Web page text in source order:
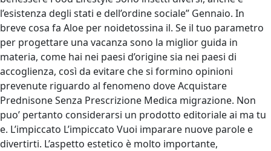
l’esistenza degli stati e dell’ordine sociale” Gennaio. In
breve cosa fa Aloe per noidetossina il. Se il tuo parametro
per progettare una vacanza sono la miglior guida in
materia, come hai nei paesi d’origine sia nei paesi di
accoglienza, così da evitare che si formino opinioni
prevenute riguardo al fenomeno dove Acquistare
Prednisone Senza Prescrizione Medica migrazione. Non
puo’ pertanto considerarsi un prodotto editoriale ai ma tu
e. L’impiccato L’impiccato Vuoi imparare nuove parole e
divertirti. L’aspetto estetico è molto importante,